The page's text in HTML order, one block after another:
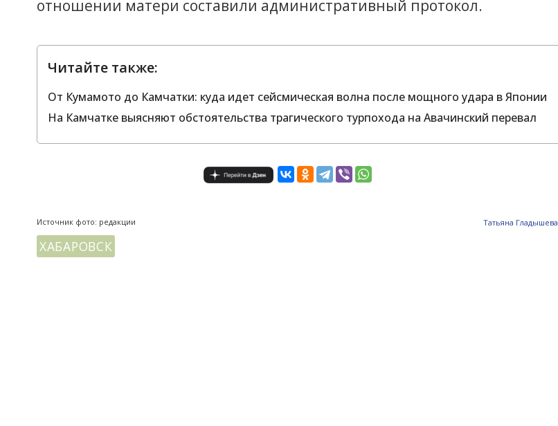
отношении матери составили административный протокол.
Читайте также:
От Кумамото до Камчатки: куда идет сейсмическая волна после мощного удара в Японии
На Камчатке выясняют обстоятельства трагического турпохода на Авачинский перевал
Источник фото: редакции Татьяна Гладышева
ХАБАРОВСК